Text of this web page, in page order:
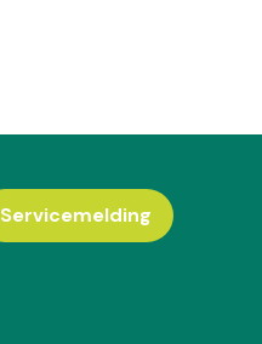
Servicemelding